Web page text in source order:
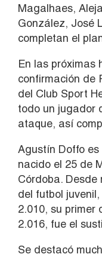
Magalhaes,
González, José
completan el
En las próximas
confirmación de
del Club Sport
todo un jugador
ataque, así
Agustín Doffo
nacido el 25 de
Córdoba. Desde
del futbol
2.010, su primer
2.016, fue el
Se destacó